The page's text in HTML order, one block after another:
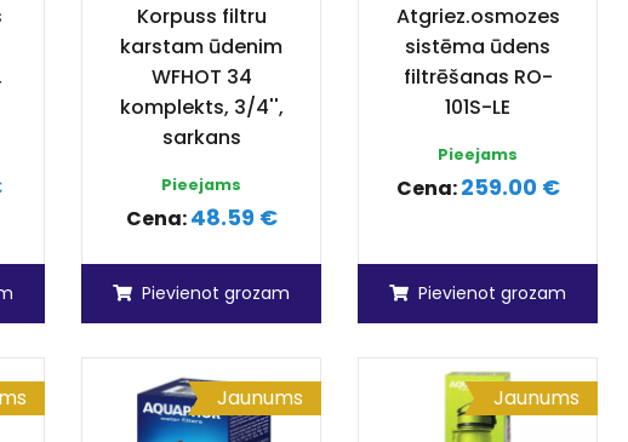
Korpuss filtru
karstam ūdenim
WFHOT 34
komplekts, 3/4'',
sarkans
Pieejams
Cena:48.59 €
Pievienot grozam
Atgriez.osmozes
sistēma ūdens
filtrēšanas RO-
101S-LE
Pieejams
Cena:259.00 €
Pievienot grozam
Jaunums Jaunums